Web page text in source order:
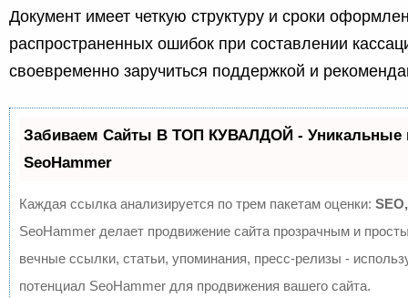
Документ имеет четкую структуру и сроки
распространенных ошибок при составлении
своевременно заручиться поддержкой и
Забиваем Сайты В ТОП КУВАЛДОЙ - Уникальные
SeoHammer
Каждая ссылка анализируется по трем пакетам оценки:
SeoHammer делает продвижение сайта прозрачным и
вечные ссылки, статьи, упоминания, пресс-релизы -
потенциал SeoHammer для продвижения вашего сайта.